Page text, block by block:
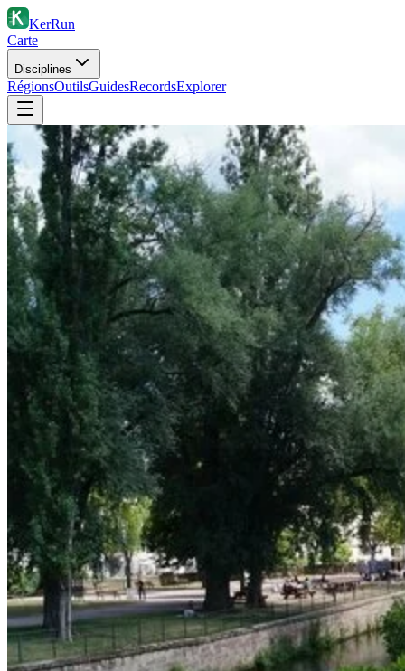
KerRun
Carte
Disciplines
RégionsOutilsGuidesRecordsExplorer